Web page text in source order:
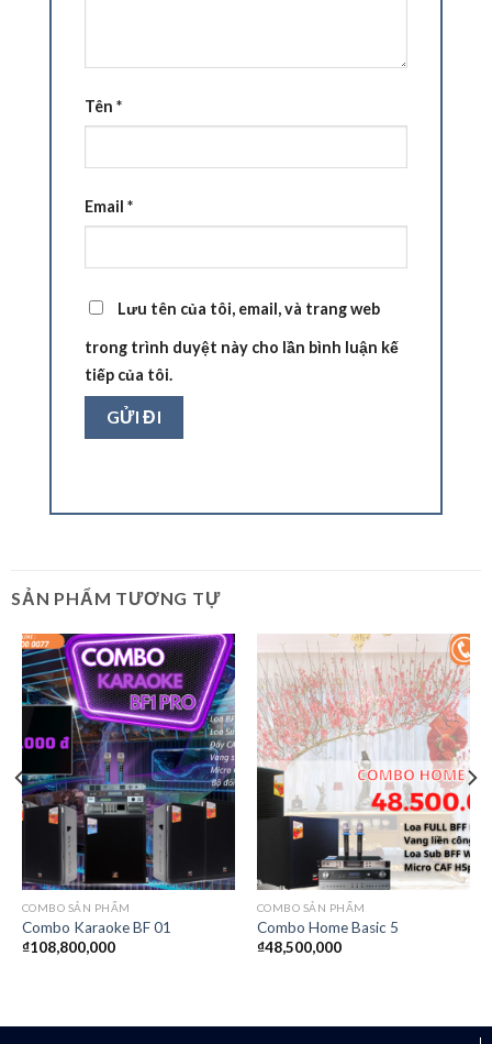
Tên *
Email *
Lưu tên của tôi, email, và trang web
trong trình duyệt này cho lần bình luận kế
tiếp của tôi.
SẢN PHẨM TƯƠNG TỰ
COMBO SẢN PHẨM
Combo Karaoke BF 01
₫108,800,000
COMBO SẢN PHẨM
Combo Home Basic 5
₫48,500,000